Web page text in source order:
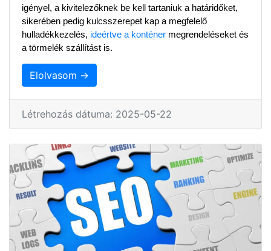
igényel, a kivitelezőknek be kell tartaniuk a határidőket,
sikerében pedig kulcsszerepet kap a megfelelő
hulladékkezelés, ideértve a konténer megrendeléseket és
a törmelék szállítást is.
Elolvasom →
Létrehozás dátuma: 2025-05-22